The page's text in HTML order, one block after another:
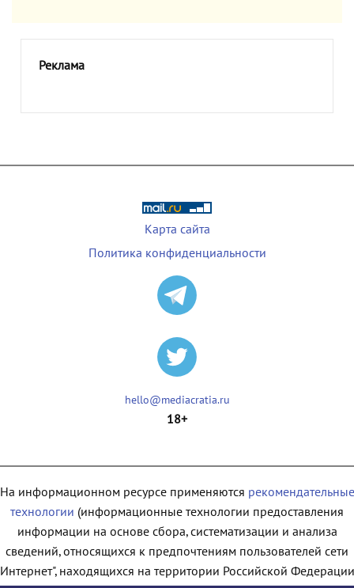
Реклама
Карта сайта
Политика конфиденциальности
hello@mediacratia.ru
18+
На информационном ресурсе применяются рекомендательные
технологии (информационные технологии предоставления
информации на основе сбора, систематизации и анализа
сведений, относящихся к предпочтениям пользователей сети
находящихся на территории Российской